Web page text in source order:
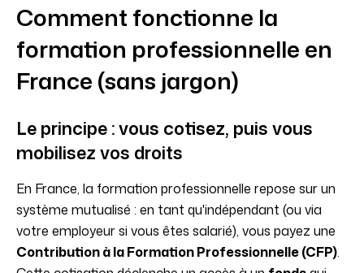
Comment fonctionne la
formation professionnelle en
France (sans jargon)
Le principe : vous cotisez, puis vous
mobilisez vos droits
En France, la formation professionnelle repose sur un
système mutualisé : en tant qu'indépendant (ou via
votre employeur si vous êtes salarié), vous payez une
Contribution à la Formation Professionnelle (CFP).